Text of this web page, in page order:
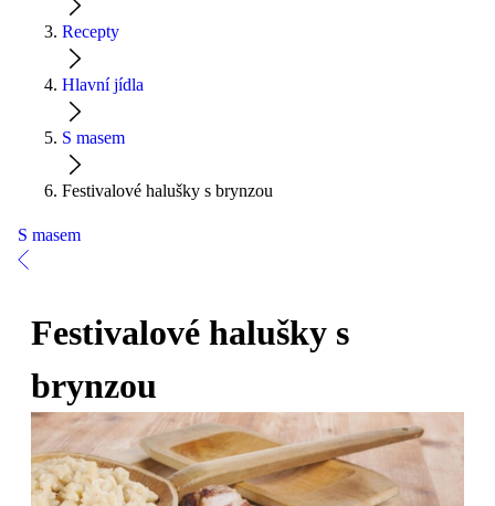
Recepty
Hlavní jídla
S masem
Festivalové halušky s brynzou
S masem
Festivalové halušky s
brynzou